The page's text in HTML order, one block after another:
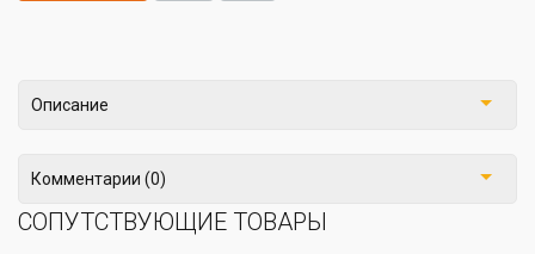
Описание
Комментарии (0)
СОПУТСТВУЮЩИЕ ТОВАРЫ